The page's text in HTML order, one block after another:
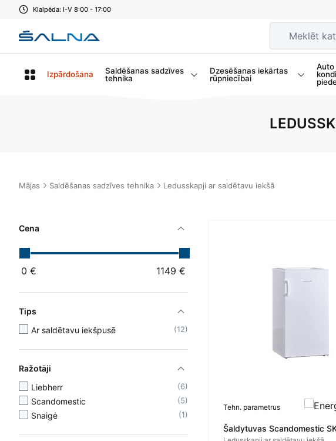
Klaipėda: I-V 8:00 - 17:00
Izpārdošana
Saldēšanas sadzīves
tehnika
Dzesēšanas iekārtas
rūpniecībai
Auto
Mājas Saldēšanas sadzīves tehnika Ledusskapji ar saldētavu iekšā
Cena
0 € 1149 €
Tips
Ar saldētavu iekšpusē
12
Ražotāji
Liebherr
6
Scandomestic 5
Snaigė 1
Tehn. parametrus
Šaldytuvas Scandomestic